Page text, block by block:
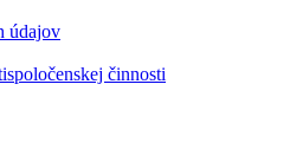
údajov
činnosti